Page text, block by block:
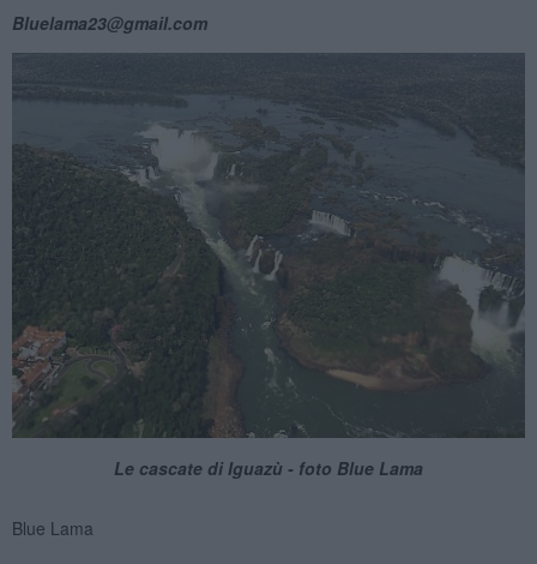
Bluelama23@gmail.com
Le cascate di Iguazù - foto Blue Lama
Blue Lama